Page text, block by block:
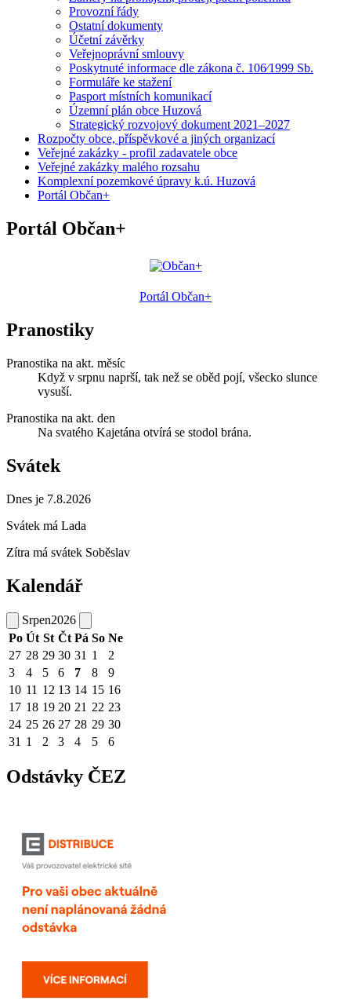
Provozní řády
Ostatní dokumenty
Účetní závěrky
Veřejnoprávní smlouvy
Poskytnuté informace dle zákona č. 106⁄1999 Sb.
Formuláře ke stažení
Pasport místních komunikací
Územní plán obce Huzová
Strategický rozvojový dokument 2021–2027
Rozpočty obce, příspěvkové a jiných organizací
Veřejné zakázky - profil zadavatele obce
Veřejné zakázky malého rozsahu
Komplexní pozemkové úpravy k.ú. Huzová
Portál Občan+
Portál Občan+
Portál Občan+
Pranostiky
Pranostika na akt. měsíc
Když v srpnu naprší, tak než se oběd pojí, všecko slunce
vysuší.
Pranostika na akt. den
Na svatého Kajetána otvírá se stodol brána.
Svátek
Dnes je 7.8.2026
Svátek má Lada
Zítra má svátek Soběslav
Kalendář
Srpen2026
Po Út St Čt Pá So Ne
27 28 29 30 31 1
2
3
4 5 6 7 8
9
10 11 12 13 14 15 16
17 18 19 20 21 22 23
24 25 26 27 28 29 30
31 1 2 3 4 5 6
Odstávky ČEZ